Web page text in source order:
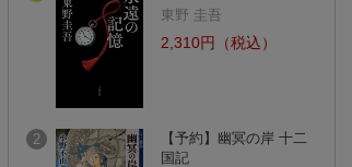
東野 圭吾
2,310円（税込）
2
【予約】幽冥の岸 十二
国記